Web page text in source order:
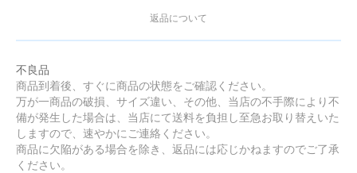
返品について
不良品
商品到着後、すぐに商品の状態をご確認ください。
万が一商品の破損、サイズ違い、その他、当店の不手際により不
備が発生した場合は、当店にて送料を負担し至急お取り替えいた
しますので、速やかにご連絡ください。
商品に欠陥がある場合を除き、返品には応じかねますのでご了承
ください。